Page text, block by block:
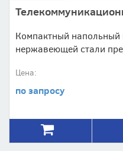
Компактный напольный
нержавеющей стали
Цена:
по запросу